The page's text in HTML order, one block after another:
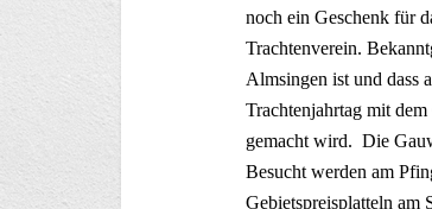
noch ein Geschenk für
Trachtenverein.
Almsingen ist und dass
Trachtenjahrtag mit
gemacht wird. Die
Besucht werden am
Gebietspreisplatteln am